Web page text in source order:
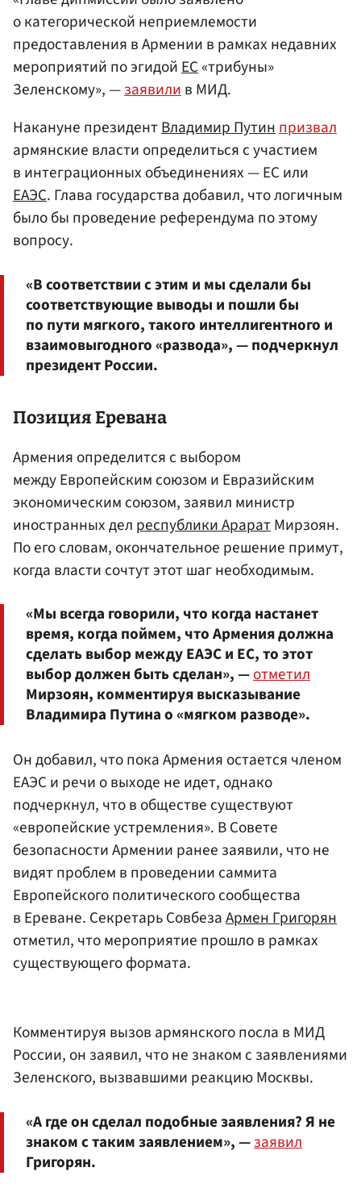
о категорической неприемлемости
предоставления в Армении в рамках недавних
мероприятий по эгидойЕС«трибуны»
Зеленскому», —заявилив МИД.
Накануне президентВладимир Путинпризвал
армянские власти определиться с участием
в интеграционных объединениях — ЕС или
ЕАЭС. Глава государства добавил, что логичным
было бы проведение референдума по этому
вопросу.
«В соответствии с этим и мы сделали бы
соответствующие выводы и пошли бы
по пути мягкого, такого интеллигентного и
взаимовыгодного «развода», — подчеркнул
президент России.
Позиция Еревана
Армения определится с выбором
между Европейским союзом и Евразийским
экономическим союзом, заявил министр
иностранных дел республики АраратМирзоян.
По его словам, окончательное решение примут,
когда власти сочтут этот шаг необходимым.
«Мы всегда говорили, что когда настанет
время, когда поймем, что Армения должна
сделать выбор между ЕАЭС и ЕС, то этот
выбор должен быть сделан», —отметил
Мирзоян, комментируя высказывание
Владимира Путина о «мягком разводе».
Он добавил, что пока Армения остается членом
ЕАЭС и речи о выходе не идет, однако
подчеркнул, что в обществе существуют
«европейские устремления». В Совете
безопасности Армении ранее заявили, что не
видят проблем в проведении саммита
Европейского политического сообщества
в Ереване. Секретарь СовбезаАрмен Григорян
отметил, что мероприятие прошло в рамках
существующего формата.
Комментируя вызов армянского посла в МИД
России, он заявил, что не знаком с заявлениями
Зеленского, вызвавшими реакцию Москвы.
«А где он сделал подобные заявления? Я не
знаком с таким заявлением», —заявил
Григорян.